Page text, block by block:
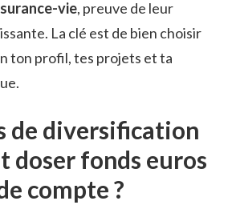
vie, preuve de leur
La clé est de bien choisir
ton profil, tes projets et ta
de diversification
doser fonds euros
compte ?